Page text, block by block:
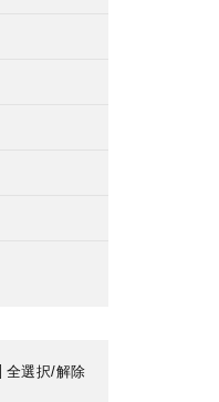
全選択/解除